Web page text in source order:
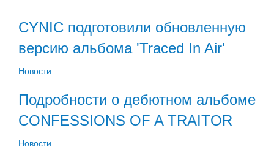
CYNIC подготовили обновленную
версию альбома 'Traced In Air'
Новости
Подробности о дебютном альбоме
CONFESSIONS OF A TRAITOR
Новости